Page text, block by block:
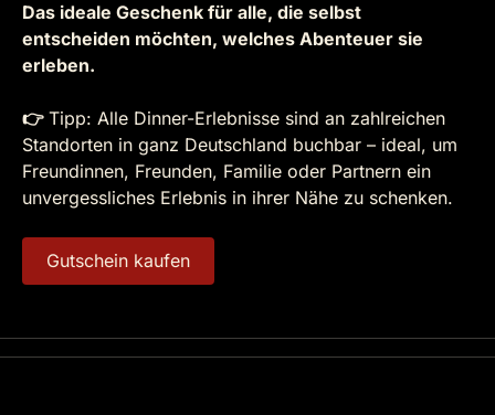
Das ideale Geschenk für alle, die selbst
entscheiden möchten, welches Abenteuer sie
erleben.
👉 Tipp: Alle Dinner-Erlebnisse sind an zahlreichen
Standorten in ganz Deutschland buchbar – ideal, um
Freundinnen, Freunden, Familie oder Partnern ein
unvergessliches Erlebnis in ihrer Nähe zu schenken.
Gutschein kaufen